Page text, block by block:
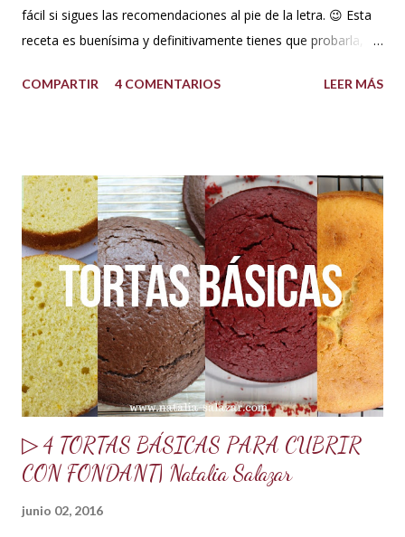
fácil si sigues las recomendaciones al pie de la letra. 😉 Esta
receta es buenísima y definitivamente tienes que probarla,
súper fina y también soporta los climas más húmedos. Es
azúcar glass o impalpable 15 ml de CMC o Tylose 25 ml de
agua para hidratar la gelatina 1 sobrecito de gelatina sin
sabor o grenetina o 7 g. 10 g de merengue en polvo + 30 ml
de agua para hidratar. Nota: Si no se consigue se puede usar
1 clara de huevo pasteurizado, pero recomiendo mejor el
merengue en polvo, lo venden en tiendas de insumos
reposteros. 10 ml de glucosa o miel de maíz 15 ml de Crisco
o ma...
COMPARTIR 4 COMENTARIOS LEER MÁS
▷ 4 TORTAS BÁSICAS PARA CUBRIR
CON FONDANT| Natalia Salazar
junio 02, 2016